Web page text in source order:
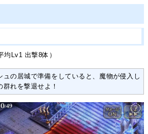
均Lv1 出撃8体）
ュの居城で準備をしていると、魔物が侵入し
れを撃退せよ！